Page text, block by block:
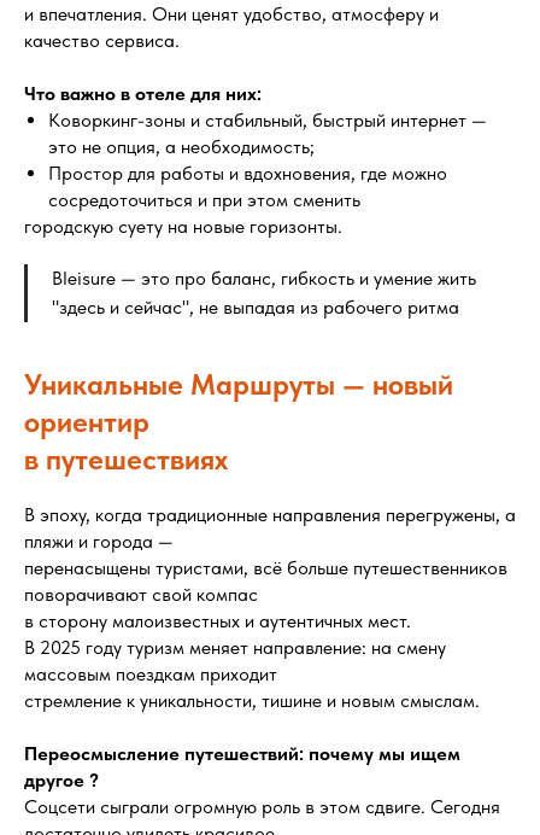
и впечатления. Они ценят удобство, атмосферу и
качество сервиса.
Что важно в отеле для них:
Коворкинг-зоны и стабильный, быстрый интернет —
это не опция, а необходимость;
Простор для работы и вдохновения, где можно
сосредоточиться и при этом сменить
городскую суету на новые горизонты.
Bleisure — это про баланс, гибкость и умение жить
"здесь и сейчас", не выпадая из рабочего ритма
Уникальные Маршруты — новый
ориентир
в путешествиях
В эпоху, когда традиционные направления перегружены, а
пляжи и города —
перенасыщены туристами, всё больше путешественников
поворачивают свой компас
в сторону малоизвестных и аутентичных мест.
В 2025 году туризм меняет направление: на смену
массовым поездкам приходит
стремление к уникальности, тишине и новым смыслам.
Переосмысление путешествий: почему мы ищем
другое ?
Соцсети сыграли огромную роль в этом сдвиге. Сегодня